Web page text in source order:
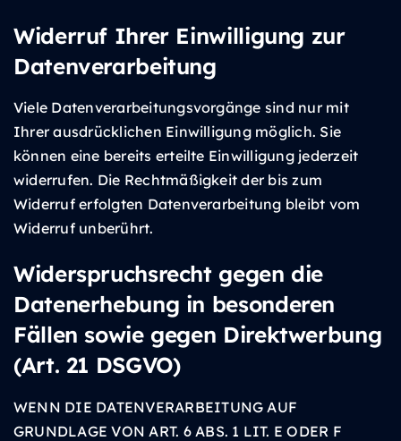
Widerruf Ihrer Einwilligung zur
Datenverarbeitung
Viele Datenverarbeitungsvorgänge sind nur mit
Ihrer ausdrücklichen Einwilligung möglich. Sie
können eine bereits erteilte Einwilligung jederzeit
widerrufen. Die Rechtmäßigkeit der bis zum
Widerruf erfolgten Datenverarbeitung bleibt vom
Widerruf unberührt.
Widerspruchsrecht gegen die
Datenerhebung in besonderen
Fällen sowie gegen Direktwerbung
(Art. 21 DSGVO)
WENN DIE DATENVERARBEITUNG AUF
GRUNDLAGE VON ART. 6 ABS. 1 LIT. E ODER F